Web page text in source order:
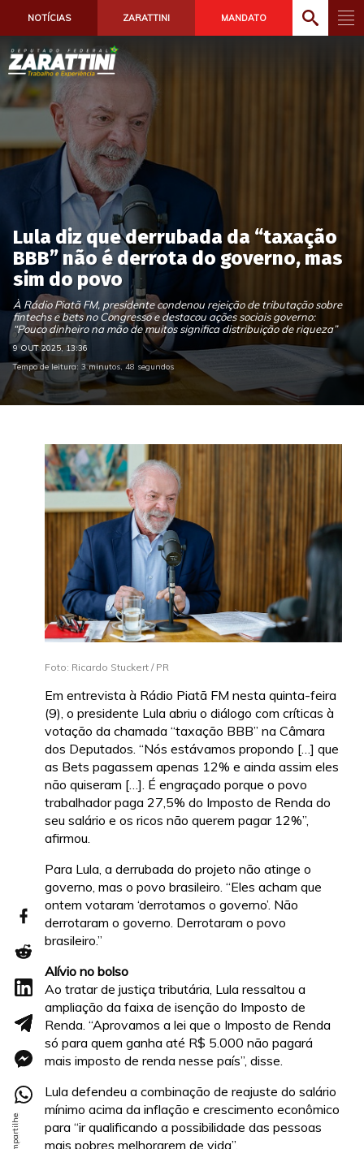
NOTÍCIAS ZARATTINI MANDATO
Lula diz que derrubada da “taxação
BBB” não é derrota do governo, mas
sim do povo
À Rádio Piatã FM, presidente condenou rejeição de tributação sobre
fintechs e bets no Congresso e destacou ações sociais governo:
“Pouco dinheiro na mão de muitos significa distribuição de riqueza”
9 OUT 2025, 13:36
Tempo de leitura: 3 minutos, 48 segundos
Foto: Ricardo Stuckert / PR
Em entrevista à Rádio Piatã FM nesta quinta-feira
(9), o presidente Lula abriu o diálogo com críticas à
votação da chamada “taxação BBB” na Câmara
dos Deputados. “Nós estávamos propondo […] que
as Bets pagassem apenas 12% e ainda assim eles
não quiseram […]. É engraçado porque o povo
trabalhador paga 27,5% do Imposto de Renda do
seu salário e os ricos não querem pagar 12%”,
afirmou.
Para Lula, a derrubada do projeto não atinge o
governo, mas o povo brasileiro. “Eles acham que
ontem votaram ‘derrotamos o governo’. Não
derrotaram o governo. Derrotaram o povo
brasileiro.”
Alívio no bolso
Ao tratar de justiça tributária, Lula ressaltou a
ampliação da faixa de isenção do Imposto de
Renda. “Aprovamos a lei que o Imposto de Renda
só para quem ganha até R$ 5.000 não pagará
mais imposto de renda nesse país”, disse.
Lula defendeu a combinação de reajuste do salário
mínimo acima da inflação e crescimento econômico
para “ir qualificando a possibilidade das pessoas
mais pobres melhorarem de vida”.